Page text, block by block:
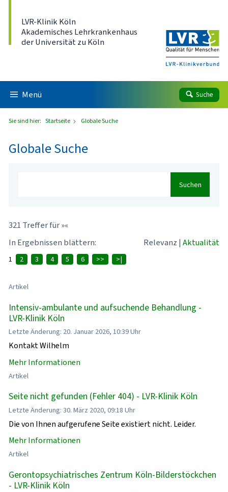
LVR-Klinik Köln
Akademisches Lehrkrankenhaus
der Universität zu Köln
Menü Suche
Sie sind hier: Startseite Globale Suche
Globale Suche
Suchen
321 Treffer für »«
In Ergebnissen blättern:
Relevanz | Aktualität
1 2 3 4 5 6 >> >|
Artikel
Intensiv-ambulante und aufsuchende Behandlung -
LVR-Klinik Köln
Letzte Änderung: 20. Januar 2026, 10:39 Uhr
Kontakt Wilhelm
Mehr Informationen
Artikel
Seite nicht gefunden (Fehler 404) - LVR-Klinik Köln
Letzte Änderung: 30. März 2020, 09:18 Uhr
Die von Ihnen aufgerufene Seite existiert nicht. Leider.
Mehr Informationen
Artikel
Gerontopsychiatrisches Zentrum Köln-Bilderstöckchen
- LVR-Klinik Köln